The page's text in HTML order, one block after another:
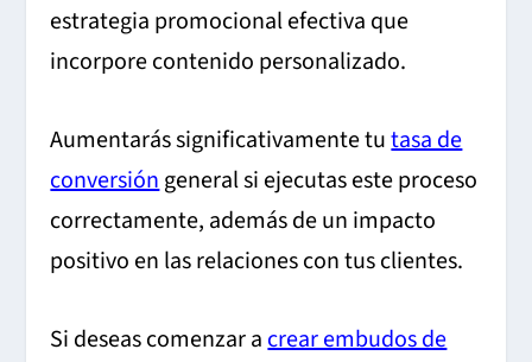
estrategia promocional efectiva que
incorpore contenido personalizado.
Aumentarás significativamente tutasa de
conversióngeneral si ejecutas este proceso
correctamente, además de un impacto
positivo en las relaciones con tus clientes.
Si deseas comenzar acrear embudos de